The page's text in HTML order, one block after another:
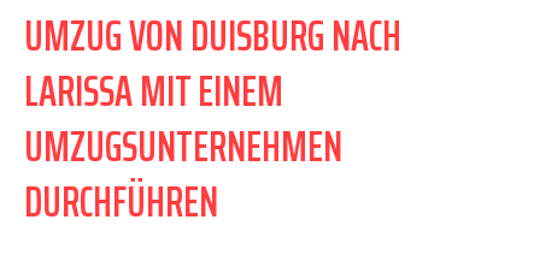
UMZUG VON DUISBURG NACH
LARISSA MIT EINEM
UMZUGSUNTERNEHMEN
DURCHFÜHREN